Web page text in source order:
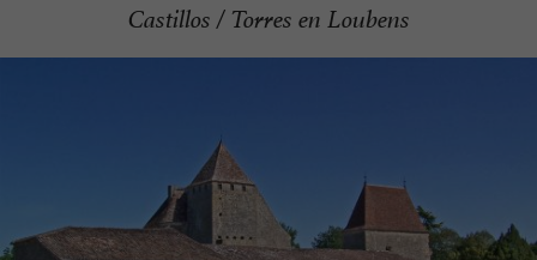
Castillos / Torres en Loubens